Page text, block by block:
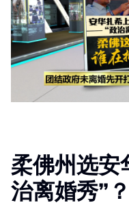
柔佛州选安
治离婚秀”？